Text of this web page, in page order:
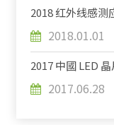
2018 红外线感测
2018.01.01
2017 中國 LED
2017.06.28